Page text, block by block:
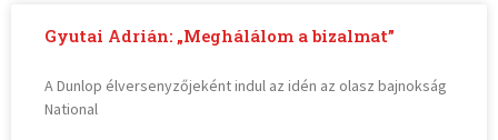
Gyutai Adrián: „Meghálálom a bizalmat”
A Dunlop élversenyzőjeként indul az idén az olasz bajnokság
National